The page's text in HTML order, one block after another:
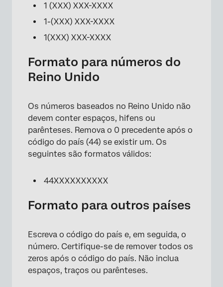
1 (XXX) XXX-XXXX
1-(XXX) XXX-XXXX
1(XXX) XXX-XXXX
Formato para números do
Reino Unido
Os números baseados no Reino Unido não
devem conter espaços, hifens ou
parênteses. Remova o 0 precedente após o
código do país (44) se existir um. Os
seguintes são formatos válidos:
44XXXXXXXXXX
Formato para outros países
Escreva o código do país e, em seguida, o
número. Certifique-se de remover todos os
zeros após o código do país. Não inclua
espaços, traços ou parênteses.